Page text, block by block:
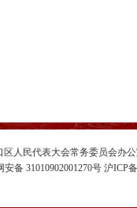
区人民代表大会常务委员会办
安备 31010902001270号 沪ICP